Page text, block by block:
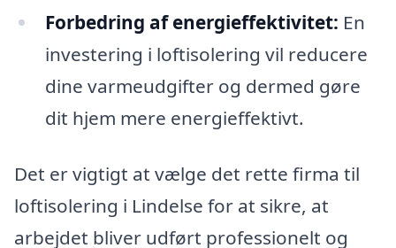
Forbedring af energieffektivitet: En
investering i loftisolering vil reducere
dine varmeudgifter og dermed gøre
dit hjem mere energieffektivt.
Det er vigtigt at vælge det rette firma til
loftisolering i Lindelse for at sikre, at
arbejdet bliver udført professionelt og